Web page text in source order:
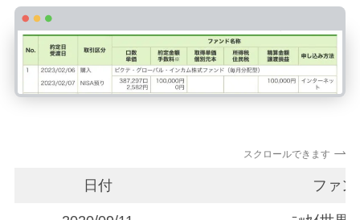
スクロールできます
日付 ファン